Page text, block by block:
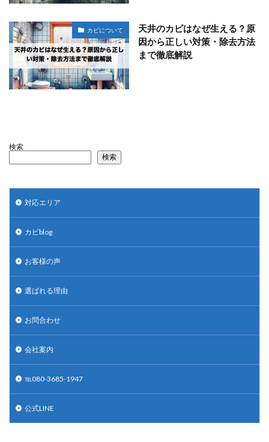
カビについて
天井のカビはなぜ生える？原
因から正しい対策・除去方法
まで徹底解説
検索
検索
対応エリア
カビblog
お客様の声
選ばれる理由
お問合わせ
会社案内
℡080-3685-1947
公式LINE